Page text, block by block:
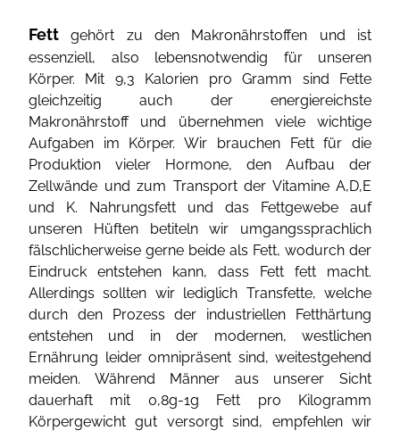
Fett gehört zu den Makronährstoffen und ist
essenziell, also lebensnotwendig für unseren
Körper. Mit 9,3 Kalorien pro Gramm sind Fette
gleichzeitig auch der energiereichste
Makronährstoff und übernehmen viele wichtige
Aufgaben im Körper. Wir brauchen Fett für die
Produktion vieler Hormone, den Aufbau der
Zellwände und zum Transport der Vitamine A,D,E
und K. Nahrungsfett und das Fettgewebe auf
unseren Hüften betiteln wir umgangssprachlich
fälschlicherweise gerne beide als Fett, wodurch der
Eindruck entstehen kann, dass Fett fett macht.
Allerdings sollten wir lediglich Transfette, welche
durch den Prozess der industriellen Fetthärtung
entstehen und in der modernen, westlichen
Ernährung leider omnipräsent sind, weitestgehend
meiden. Während Männer aus unserer Sicht
dauerhaft mit 0,8g-1g Fett pro Kilogramm
Körpergewicht gut versorgt sind, empfehlen wir